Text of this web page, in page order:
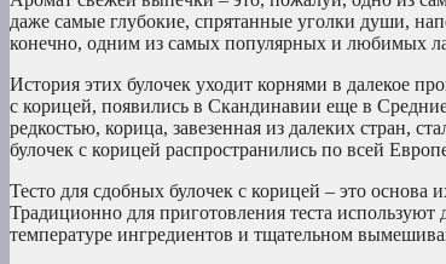
даже самые глубокие, спрятанные уголки души,
конечно, одним из самых популярных и любимых
История этих булочек уходит корнями в далекое
с корицей, появились в Скандинавии еще в
редкостью, корица, завезенная из далеких стран,
булочек с корицей распространились по всей
Тесто для сдобных булочек с корицей – это
Традиционно для приготовления теста
температуре ингредиентов и тщательном